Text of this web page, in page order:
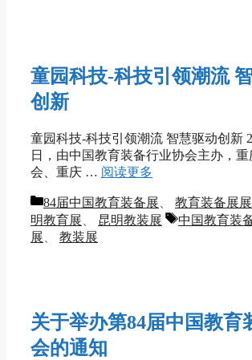
童园科技-科技引领潮流
创新
童园科技-科技引领潮流 智慧驱动创新
日，由中国教育装备行业协会主办，
会、重庆 … 阅读更多
分
类
84届中国教育装备展 教育装备展
明教育展
昆明教装展
标
中国教育装
展
教装展
关于举办第84届中国教育
会的通知